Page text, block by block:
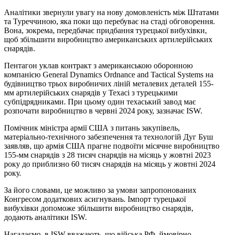
Аналітики звернули увагу на нову домовленість між Штатами
та Туреччиною, яка поки що перебуває на стаді обговорення.
Вона, зокрема, передбачає придбання турецької вибухівки,
щоб збільшити виробництво американських артилерійських
снарядів.
Пентагон уклав контракт з американською оборонною
компанією General Dynamics Ordnance and Tactical Systems на
будівництво трьох виробничих ліній металевих деталей 155-
мм артилерійських снарядів у Техасі з турецькими
субпідрядниками. При цьому один техаський завод має
розпочати виробництво в червні 2024 року, зазначає ISW.
Помічник міністра армії США з питань закупівель,
матеріально-технічного забезпечення та технологій Дуг Буш
заявляв, що армія США прагне подвоїти місячне виробництво
155-мм снарядів з 28 тисяч снарядів на місяць у жовтні 2023
року до приблизно 60 тисяч снарядів на місяць у жовтні 2024
року.
За його словами, це можливо за умови запропонованих
Конгресом додаткових асигнувань. Імпорт турецької
вибухівки допоможе збільшити виробництво снарядів,
додають аналітики ISW.